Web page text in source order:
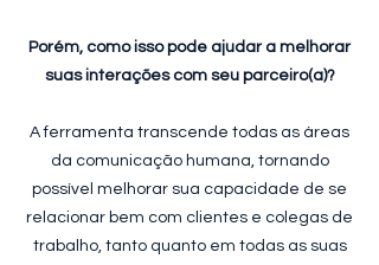
Porém, como isso pode ajudar a melhorar
suas interações com seu parceiro(a)?
A ferramenta transcende todas as áreas
da comunicação humana, tornando
possível melhorar sua capacidade de se
relacionar bem com clientes e colegas de
trabalho, tanto quanto em todas as suas